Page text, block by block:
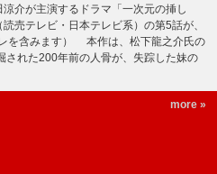
介が主演するドラマ「一次元の挿し
読売テレビ・日本テレビ系）の第5話が、
を含みます） 本作は、松下龍之介氏の
された200年前の人骨が、失踪した妹の
more »